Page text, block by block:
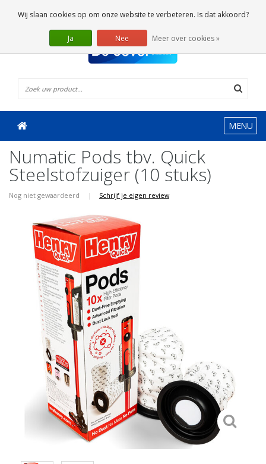
0 Artikelen
MENU
Numatic Pods tbv. Quick
Steelstofzuiger (10 stuks)
Nog niet gewaardeerd | Schrijf je eigen review
Wij slaan cookies op om onze website te verbeteren. Is dat akkoord?
Ja Nee Meer over cookies »